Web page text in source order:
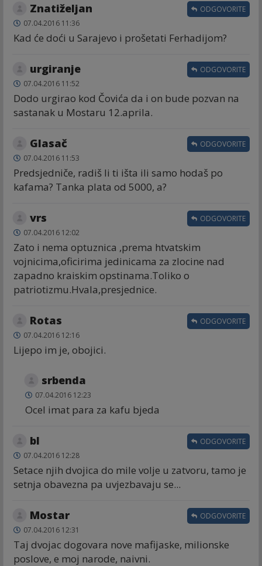
Znatiželjan
07.04.2016 11:36
Kad će doći u Sarajevo i prošetati Ferhadijom?
ODGOVORITE
urgiranje
07.04.2016 11:52
Dodo urgirao kod Čovića da i on bude pozvan na
sastanak u Mostaru 12.aprila.
ODGOVORITE
Glasač
07.04.2016 11:53
Predsjedniče, radiš li ti išta ili samo hodaš po
kafama? Tanka plata od 5000, a?
ODGOVORITE
vrs
07.04.2016 12:02
Zato i nema optuznica ,prema htvatskim
vojnicima,oficirima jedinicama za zlocine nad
zapadno kraiskim opstinama.Toliko o
patriotizmu.Hvala,presjednice.
ODGOVORITE
Rotas
07.04.2016 12:16
Lijepo im je, obojici.
ODGOVORITE
srbenda
07.04.2016 12:23
Ocel imat para za kafu bjeda
bl
07.04.2016 12:28
Setace njih dvojica do mile volje u zatvoru, tamo je
setnja obavezna pa uvjezbavaju se...
ODGOVORITE
Mostar
07.04.2016 12:31
Taj dvojac dogovara nove mafijaske, milionske
poslove, e moj narode, naivni.
ODGOVORITE